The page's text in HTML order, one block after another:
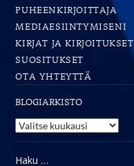
PUHEENKIRJOITTAJA
MEDIAESIINTYMISENI
KIRJAT JA KIRJOITUKSET
SUOSITUKSET
OTA YHTEYTTÄ
BLOGIARKISTO
Blogiarkisto
Haku: